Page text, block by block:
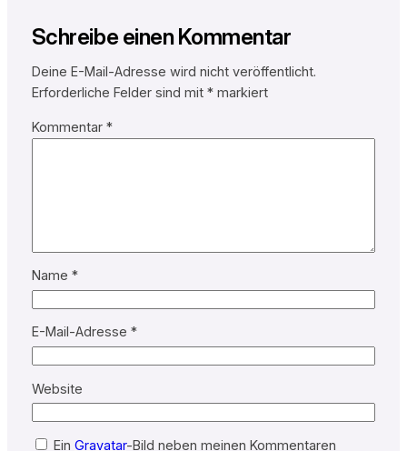
Schreibe einen Kommentar
Deine E-Mail-Adresse wird nicht veröffentlicht.
Erforderliche Felder sind mit *markiert
Kommentar *
Name *
E-Mail-Adresse *
Website
Ein Gravatar-Bild neben meinen Kommentaren